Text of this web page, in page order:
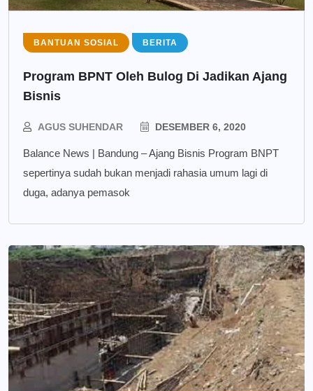
BANTUAN SOSIAL BERITA
Program BPNT Oleh Bulog Di Jadikan Ajang
Bisnis
AGUS SUHENDAR DESEMBER 6, 2020
Balance News | Bandung – Ajang Bisnis Program BNPT
sepertinya sudah bukan menjadi rahasia umum lagi di
duga, adanya pemasok